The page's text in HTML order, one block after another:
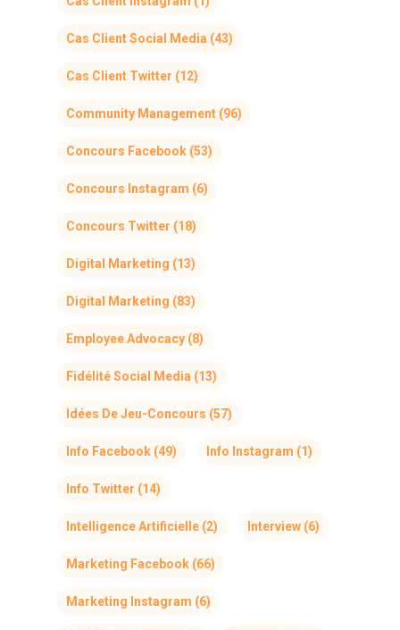
Cas Client Social Media (43)
Cas Client Twitter (12)
Community Management (96)
Concours Facebook (53)
Concours Instagram (6)
Concours Twitter (18)
Digital Marketing (13)
Digital Marketing (83)
Employee Advocacy (8)
Fidélité Social Media (13)
Idées De Jeu-Concours (57)
Info Facebook (49) Info Instagram (1)
Info Twitter (14)
Intelligence Artificielle (2) Interview (6)
Marketing Facebook (66)
Marketing Instagram (6)